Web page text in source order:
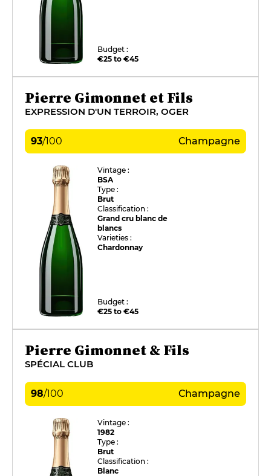
Budget :
€25 to €45
Pierre Gimonnet et Fils
EXPRESSION D'UN TERROIR, OGER
93/100 Champagne
Vintage :
BSA
Type :
Brut
Classification :
Grand cru blanc de
blancs
Varieties :
Chardonnay
Budget :
€25 to €45
Pierre Gimonnet & Fils
SPÉCIAL CLUB
98/100 Champagne
Vintage :
1982
Type :
Brut
Classification :
Blanc